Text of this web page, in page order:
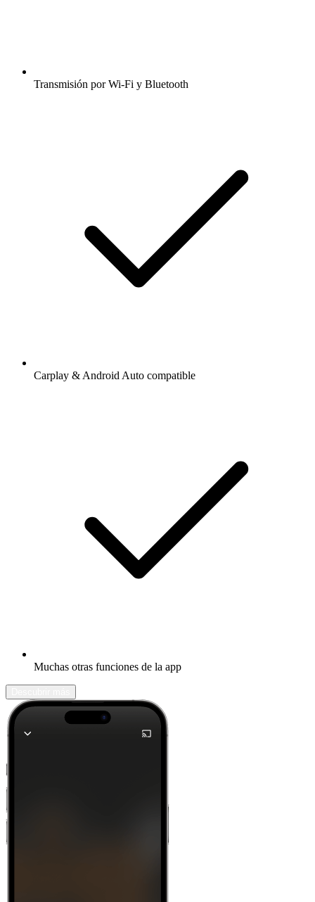
Transmisión por Wi-Fi y Bluetooth
Carplay & Android Auto compatible
Muchas otras funciones de la app